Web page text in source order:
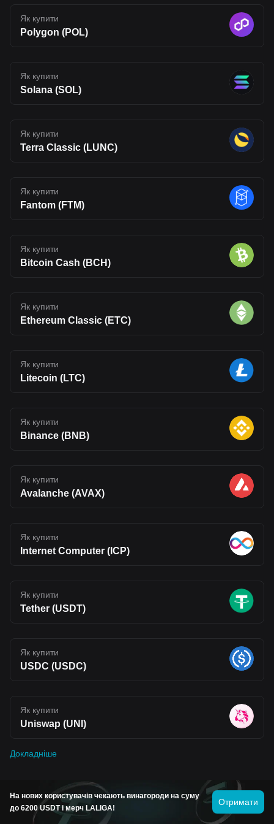
Як купити
Polygon (POL)
Як купити
Solana (SOL)
Як купити
Terra Classic (LUNC)
Як купити
Fantom (FTM)
Як купити
Bitcoin Cash (BCH)
Як купити
Ethereum Classic (ETC)
Як купити
Litecoin (LTC)
Як купити
Binance (BNB)
Як купити
Avalanche (AVAX)
Як купити
Internet Computer (ICP)
Як купити
Tether (USDT)
Як купити
USDC (USDC)
Як купити
Uniswap (UNI)
Докладніше
Прогноз ціни популярних монет
На нових користувачів чекають винагороди на суму
до 6200 USDT і мерч LALIGA!
Отримати